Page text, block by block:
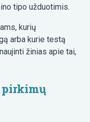
tipo užduotimis.
kurių
arba kurie testą
žinias apie tai,
pirkimų